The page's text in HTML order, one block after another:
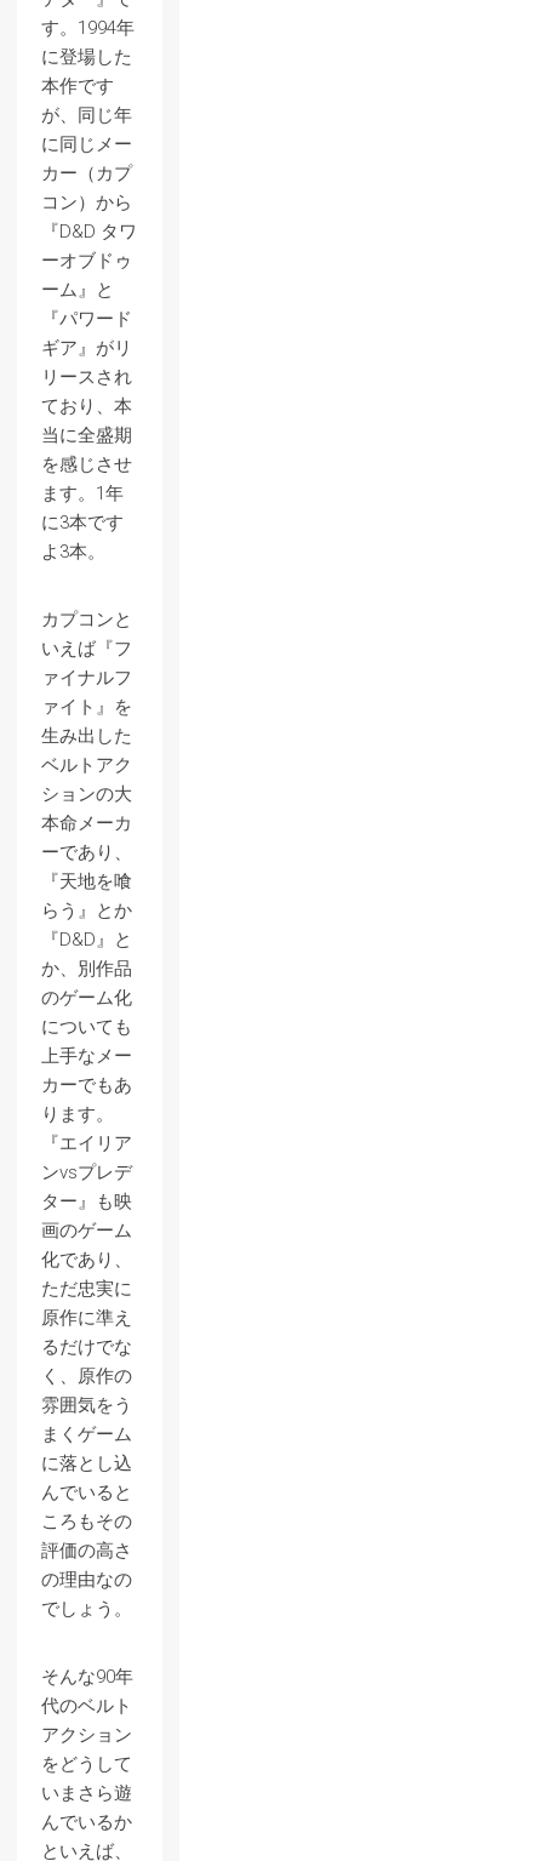
す。1994年
に登場した
本作です
が、同じ年
に同じメー
カー（カプ
コン）から
『D&D タワ
ーオブドゥ
ーム』と
『パワード
ギア』がリ
リースされ
ており、本
当に全盛期
を感じさせ
ます。1年
に3本です
よ3本。
カプコンと
いえば『フ
ァイナルフ
ァイト』を
生み出した
ベルトアク
ションの大
本命メーカ
ーであり、
『天地を喰
らう』とか
『D&D』と
か、別作品
のゲーム化
についても
上手なメー
カーでもあ
ります。
『エイリア
ンvsプレデ
ター』も映
画のゲーム
化であり、
ただ忠実に
原作に準え
るだけでな
く、原作の
雰囲気をう
まくゲーム
に落とし込
んでいると
ころもその
評価の高さ
の理由なの
でしょう。
そんな90年
代のベルト
アクション
をどうして
いまさら遊
んでいるか
といえば、